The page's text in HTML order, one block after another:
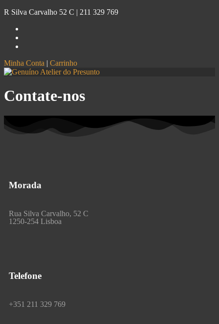
R Silva Carvalho 52 C | 211 329 769
Minha Conta | Carrinho
Contate-nos
Morada
Rua Silva Carvalho, 52 C
1250-254 Lisboa
Telefone
+351 211 329 769